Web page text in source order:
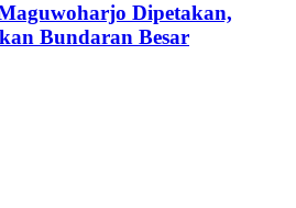
Dipetakan,
Bundaran Besar